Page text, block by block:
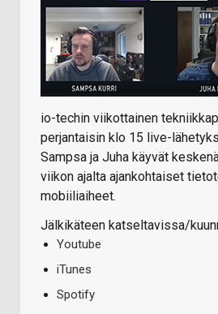
io-techin viikottainen
perjantaisin klo 15 live-
Sampsa ja Juha käyvät
viikon ajalta ajankohtaiset
mobiiliaiheet.
Jälkikäteen katseltavissa/
Youtube
iTunes
Spotify